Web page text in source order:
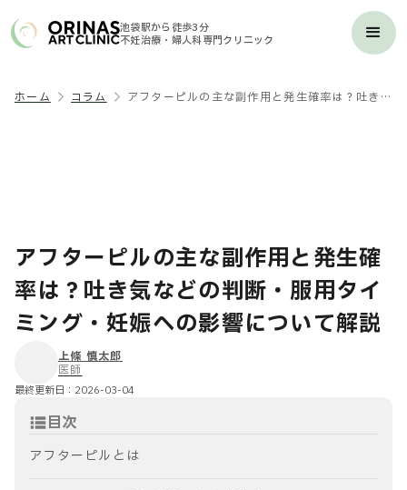
池袋駅から徒歩3分
不妊治療・婦人科専門クリニック
ホーム コラム アフターピルの主な副作用と発生確率は？吐き気などの判断・服用タイミング・妊娠への影響について解説
アフターピルの主な副作用と発生確
率は？吐き気などの判断・服用タイ
ミング・妊娠への影響について解説
上條 慎太郎
医師
最終更新日： 2026-03-04
目次
アフターピルとは